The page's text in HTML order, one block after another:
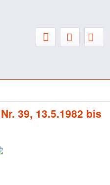
39, 13.5.1982 bis